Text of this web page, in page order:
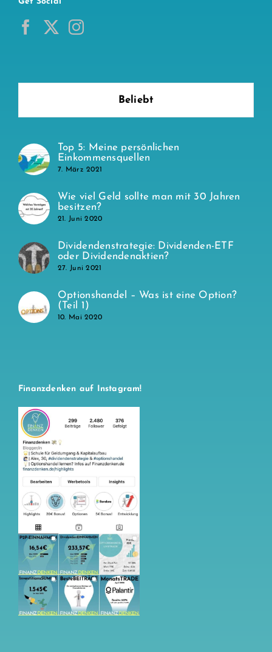
Beliebt
Top 5: Meine persönlichen
Einkommensquellen
7. März 2021
Wie viel Geld sollte man mit 30 Jahren
besitzen?
21. Juni 2020
Dividendenstrategie: Dividenden-ETF
oder Dividendenaktien?
27. Juni 2021
Optionshandel – Was ist eine Option?
(Teil 1)
10. Mai 2020
Finanzdenken auf Instagram!